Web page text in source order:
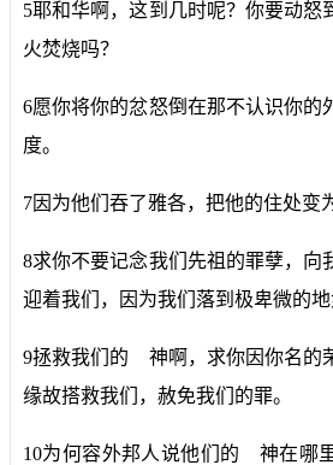
5耶和华啊，这到几时呢？你要动怒
火焚烧吗？
6愿你将你的忿怒倒在那不认识你的
度。
7因为他们吞了雅各，把他的住处变
8求你不要记念我们先祖的罪孽，向
迎着我们，因为我们落到极卑微的地
9拯救我们的 神啊，求你因你名的
缘故搭救我们，赦免我们的罪。
10为何容外邦人说他们的 神在哪